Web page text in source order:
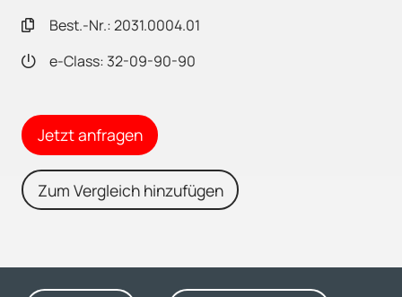
Best.-Nr.: 2031.0004.01
e-Class: 32-09-90-90
Jetzt anfragen
Zum Vergleich hinzufügen